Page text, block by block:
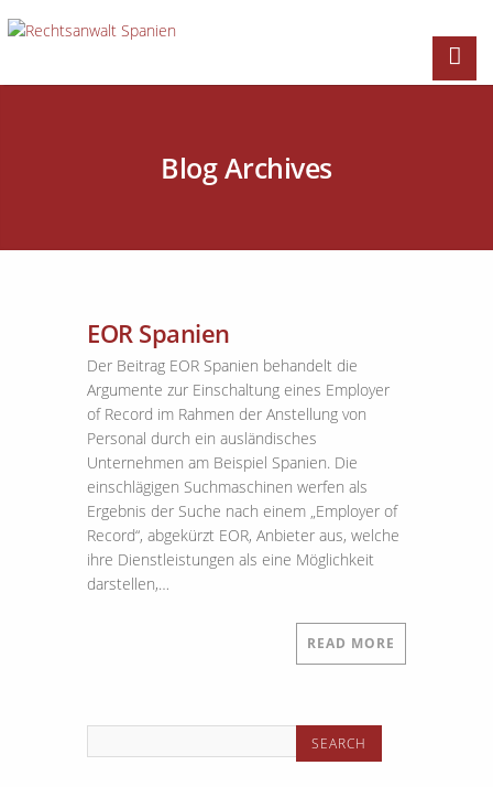
Blog Archives
EOR Spanien
Der Beitrag EOR Spanien behandelt die
Argumente zur Einschaltung eines Employer
of Record im Rahmen der Anstellung von
Personal durch ein ausländisches
Unternehmen am Beispiel Spanien. Die
einschlägigen Suchmaschinen werfen als
Ergebnis der Suche nach einem „Employer of
Record“, abgekürzt EOR, Anbieter aus, welche
ihre Dienstleistungen als eine Möglichkeit
darstellen,…
READ MORE